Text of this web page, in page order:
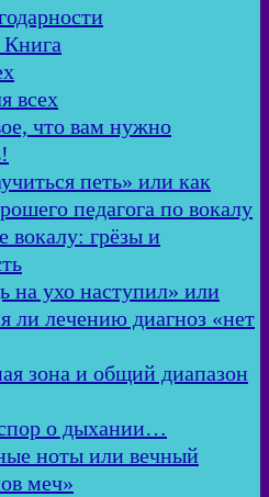
Книга
всех
что вам нужно
петь» или как
педагога по вокалу
вокалу: грёзы и
на ухо наступил» или
ли лечению диагноз «нет
зона и общий диапазон
о дыхании…
ноты или вечный
меч»